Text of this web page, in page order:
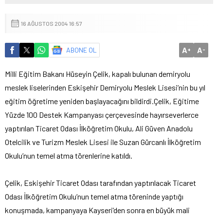
16 AĞUSTOS 2004 16:57
ABONE OL A+ A-
Milli Eğitim Bakanı Hüseyin Çelik, kapalı bulunan demiryolu
meslek liselerinden Eskişehir Demiryolu Meslek Lisesi’nin bu yıl
eğitim öğretime yeniden başlayacağını bildirdi. Çelik, Eğitime
Yüzde 100 Destek Kampanyası çerçevesinde hayırseverlerce
yaptırılan Ticaret Odası İlköğretim Okulu, Ali Güven Anadolu
Otelcilik ve Turizm Meslek Lisesi ile Suzan Gürcanlı İlköğretim
Okulu’nun temel atma törenlerine katıldı.
Çelik, Eskişehir Ticaret Odası tarafından yaptırılacak Ticaret
Odası İlköğretim Okulu’nun temel atma töreninde yaptığı
konuşmada, kampanyaya Kayseri’den sonra en büyük mali